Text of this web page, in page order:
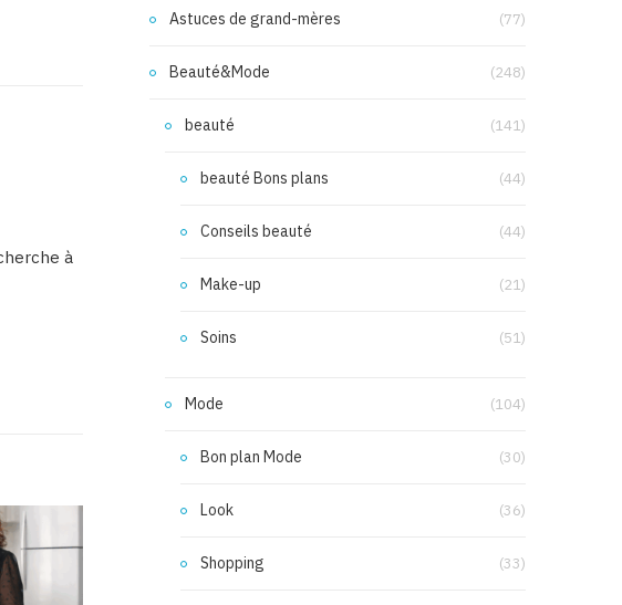
à
Astuces de grand-mères (77)
Beauté&Mode (248)
beauté (141)
beauté Bons plans (44)
Conseils beauté (44)
Make-up (21)
Soins (51)
Mode (104)
Bon plan Mode (30)
Look (36)
Shopping (33)